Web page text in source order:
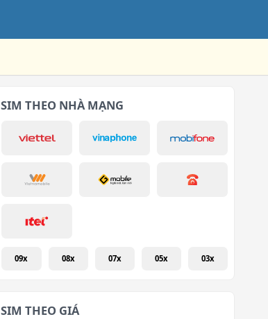
SIM THEO NHÀ MẠNG
09x 08x 07x 05x 03x
SIM THEO GIÁ